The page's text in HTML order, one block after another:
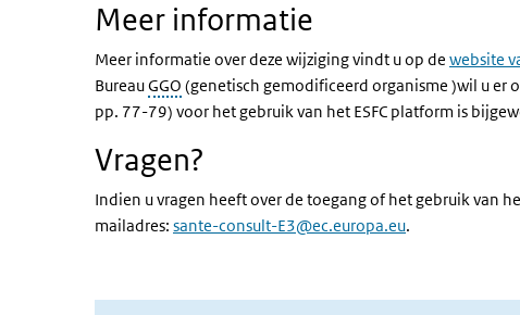
Meer informatie
Meer informatie over deze wijziging vindt u op de website
BureauGGO (genetisch gemodificeerd organisme )wil u er
pp. 77-79) voor het gebruik van het ESFC platform is
Vragen?
Indien u vragen heeft over de toegang of het gebruik van
mailadres: sante-consult-E3@ec.europa.eu.